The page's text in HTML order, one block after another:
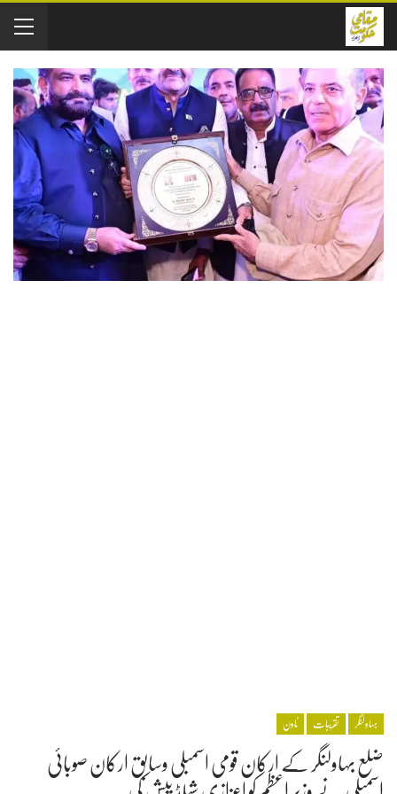
بہاولنگر تقریبات ٹاون
ضلع بہاولنگر کے ارکان قومی اسمبلی وسابق ارکان صوبائی